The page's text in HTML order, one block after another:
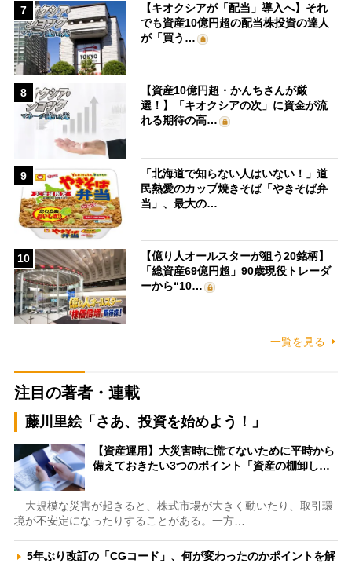
7
【キオクシアが「配当」導入へ】それ
でも資産10億円超の配当株投資の達人
が「買う…
8
【資産10億円超・かんちさんが厳
選！】「キオクシアの次」に資金が流
れる期待の高…
9
「北海道で知らない人はいない！」道
民熱愛のカップ焼きそば「やきそば弁
当」、最大の…
10
【億り人オールスターが狙う20銘柄】
「総資産69億円超」90歳現役トレーダ
ーから“10…
一覧を見る
注目の著者・連載
藤川里絵「さあ、投資を始めよう！」
【資産運用】大災害時に慌てないために平時から
備えておきたい3つのポイント「資産の棚卸し…
大規模な災害が起きると、株式市場が大きく動いたり、取引環
境が不安定になったりすることがある。一方…
5年ぶり改訂の「CGコード」、何が変わったのかポイントを解